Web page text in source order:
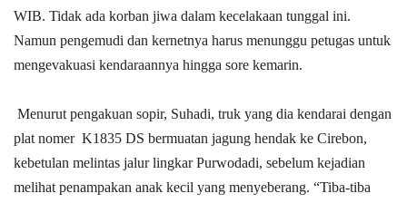
WIB. Tidak ada korban jiwa dalam kecelakaan tunggal ini.
Namun pengemudi dan kernetnya harus menunggu petugas untuk
mengevakuasi kendaraannya hingga sore kemarin.
Menurut pengakuan sopir, Suhadi, truk yang dia kendarai dengan
plat nomer K1835 DS bermuatan jagung hendak ke Cirebon,
kebetulan melintas jalur lingkar Purwodadi, sebelum kejadian
melihat penampakan anak kecil yang menyeberang. “Tiba-tiba